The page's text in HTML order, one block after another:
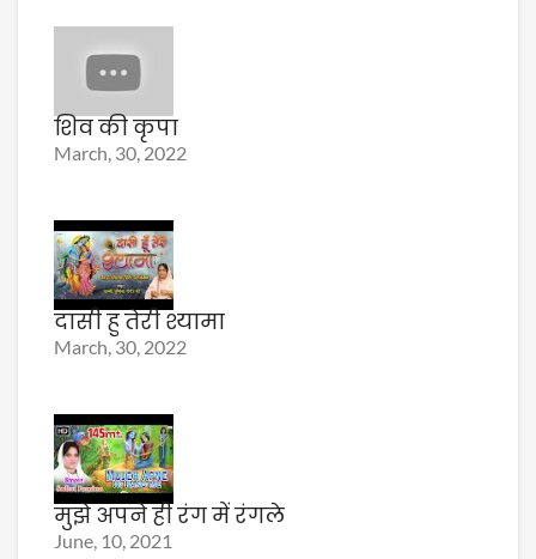
शिव की कृपा
March, 30, 2022
दासी हु तेरी श्यामा
March, 30, 2022
मुझे अपने ही रंग में रंगले
June, 10, 2021